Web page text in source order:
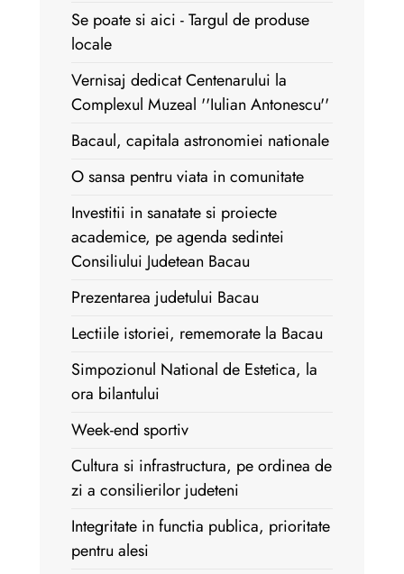
Se poate si aici - Targul de produse
locale
Vernisaj dedicat Centenarului la
Complexul Muzeal ''Iulian Antonescu''
Bacaul, capitala astronomiei nationale
O sansa pentru viata in comunitate
Investitii in sanatate si proiecte
academice, pe agenda sedintei
Consiliului Judetean Bacau
Prezentarea judetului Bacau
Lectiile istoriei, rememorate la Bacau
Simpozionul National de Estetica, la
ora bilantului
Week-end sportiv
Cultura si infrastructura, pe ordinea de
zi a consilierilor judeteni
Integritate in functia publica, prioritate
pentru alesi